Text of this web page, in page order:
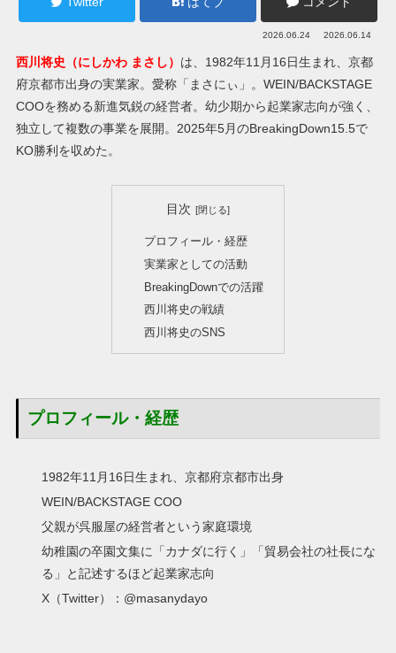
2026.06.24 2026.06.14
西川将史（にしかわ まさし） は、1982年11月16日生まれ、京都
府京都市出身の実業家。愛称「まさにぃ」。WEIN/BACKSTAGE
COOを務める新進気鋭の経営者。幼少期から起業家志向が強く、
独立して複数の事業を展開。2025年5月のBreakingDown15.5で
KO勝利を収めた。
目次
プロフィール・経歴
実業家としての活動
BreakingDownでの活躍
西川将史の戦績
西川将史のSNS
プロフィール・経歴
1982年11月16日生まれ、京都府京都市出身
WEIN/BACKSTAGE COO
父親が呉服屋の経営者という家庭環境
幼稚園の卒園文集に「カナダに行く」「貿易会社の社長にな
る」と記述するほど起業家志向
X（Twitter）：@masanydayo